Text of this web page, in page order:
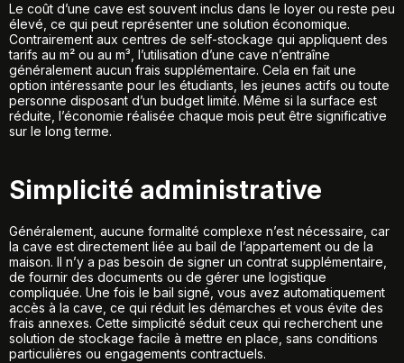
Le coût d’une cave est souvent inclus dans le loyer ou reste peu
élevé, ce qui peut représenter une solution économique.
Contrairement aux centres de self-stockage qui appliquent des
tarifs au m² ou au m³, l’utilisation d’une cave n’entraîne
généralement aucun frais supplémentaire. Cela en fait une
option intéressante pour les étudiants, les jeunes actifs ou toute
personne disposant d’un budget limité. Même si la surface est
réduite, l’économie réalisée chaque mois peut être significative
sur le long terme.
Simplicité administrative
Généralement, aucune formalité complexe n’est nécessaire, car
la cave est directement liée au bail de l’appartement ou de la
maison. Il n’y a pas besoin de signer un contrat supplémentaire,
de fournir des documents ou de gérer une logistique
compliquée. Une fois le bail signé, vous avez automatiquement
accès à la cave, ce qui réduit les démarches et vous évite des
frais annexes. Cette simplicité séduit ceux qui recherchent une
solution de stockage facile à mettre en place, sans conditions
particulières ou engagements contractuels.